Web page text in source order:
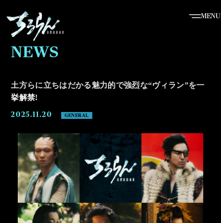
MENU
NEWS
土方らに立ちはだかる魅力的で強烈な“ヴィラ ン”を一
挙解禁!
2025.11.20 GENERAL